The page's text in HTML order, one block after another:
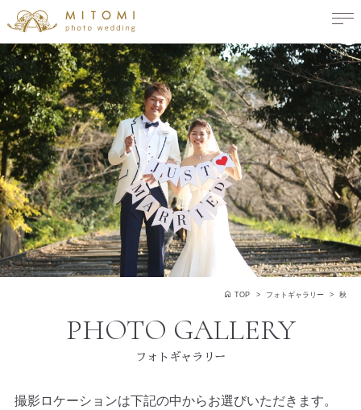
TOP フォトギャラリー 秋
フォトギャラリー
撮影ロケーションは下記の中からお選びいただきます。